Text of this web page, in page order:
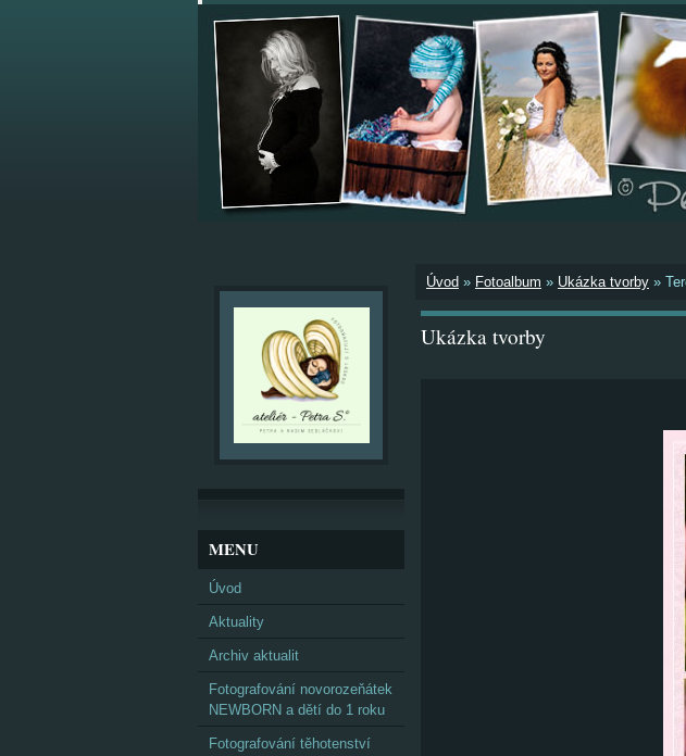
Úvod » Fotoalbum » Ukázka tvorby »
Ukázka tvorby
MENU
Úvod
Aktuality
Archiv aktualit
Fotografování novorozeňátek
NEWBORN a dětí do 1 roku
Fotografování těhotenství